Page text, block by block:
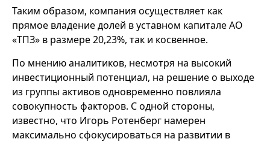
Таким образом, компания осуществляет как
прямое владение долей в уставном капитале АО
«ТПЗ» в размере 20,23%, так и косвенное.
По мнению аналитиков, несмотря на высокий
инвестиционный потенциал, на решение о выходе
из группы активов одновременно повлияла
совокупность факторов. С одной стороны,
известно, что Игорь Ротенберг намерен
максимально сфокусироваться на развитии в